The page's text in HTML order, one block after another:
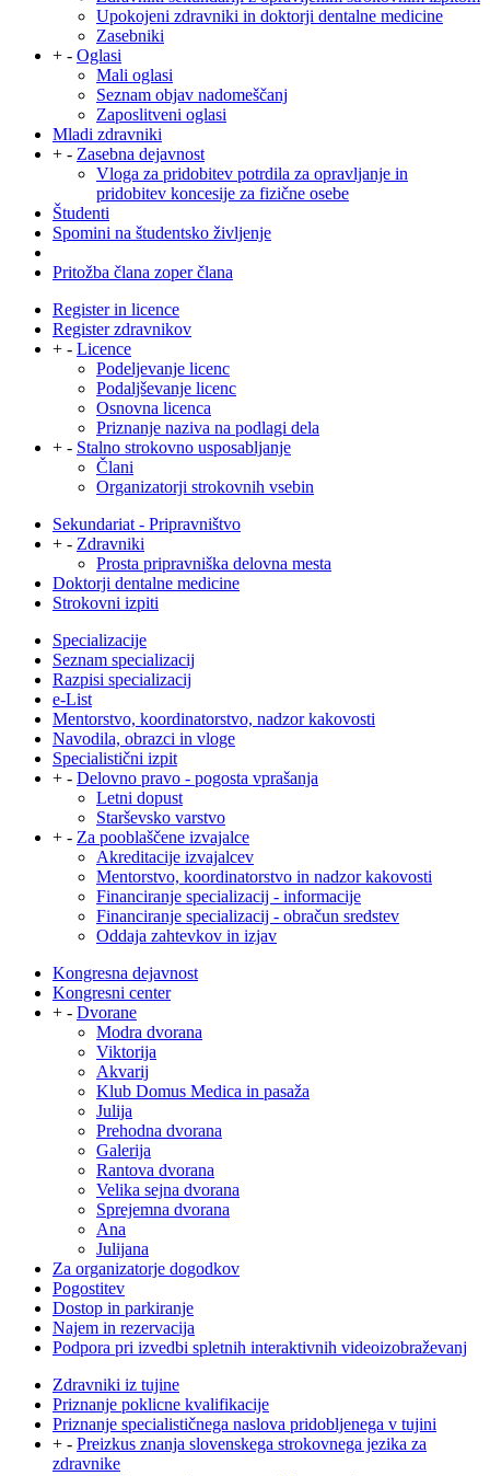
Upokojeni zdravniki in doktorji dentalne medicine
Zasebniki
+ - Oglasi
Mali oglasi
Seznam objav nadomeščanj
Zaposlitveni oglasi
Mladi zdravniki
+ - Zasebna dejavnost
Vloga za pridobitev potrdila za opravljanje in
pridobitev koncesije za fizične osebe
Študenti
Spomini na študentsko življenje
Pritožba člana zoper člana
Register in licence
Register zdravnikov
+ - Licence
Podeljevanje licenc
Podaljševanje licenc
Osnovna licenca
Priznanje naziva na podlagi dela
+ - Stalno strokovno usposabljanje
Člani
Organizatorji strokovnih vsebin
Sekundariat - Pripravništvo
+ - Zdravniki
Prosta pripravniška delovna mesta
Doktorji dentalne medicine
Strokovni izpiti
Specializacije
Seznam specializacij
Razpisi specializacij
e-List
Mentorstvo, koordinatorstvo, nadzor kakovosti
Navodila, obrazci in vloge
Specialistični izpit
+ - Delovno pravo - pogosta vprašanja
Letni dopust
Starševsko varstvo
+ - Za pooblaščene izvajalce
Akreditacije izvajalcev
Mentorstvo, koordinatorstvo in nadzor kakovosti
Financiranje specializacij - informacije
Financiranje specializacij - obračun sredstev
Oddaja zahtevkov in izjav
Kongresna dejavnost
Kongresni center
+ - Dvorane
Modra dvorana
Viktorija
Akvarij
Klub Domus Medica in pasaža
Julija
Prehodna dvorana
Galerija
Rantova dvorana
Velika sejna dvorana
Sprejemna dvorana
Ana
Julijana
Za organizatorje dogodkov
Pogostitev
Dostop in parkiranje
Najem in rezervacija
Podpora pri izvedbi spletnih interaktivnih videoizobraževanj
Zdravniki iz tujine
Priznanje poklicne kvalifikacije
Priznanje specialističnega naslova pridobljenega v tujini
+ - Preizkus znanja slovenskega strokovnega jezika za
zdravnike